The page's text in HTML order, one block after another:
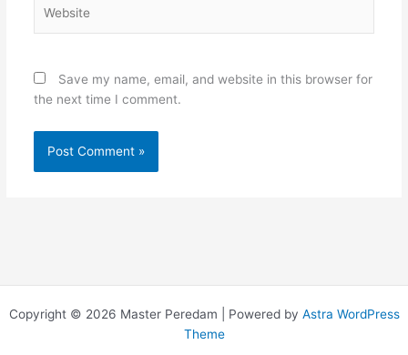
Save my name, email, and website in this browser for
the next time I comment.
Copyright © 2026 Master Peredam | Powered by Astra WordPress
Theme